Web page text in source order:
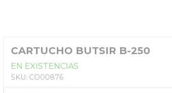
CARTUCHO BUTSIR B-250
EN EXISTENCIAS
SKU: CO00876